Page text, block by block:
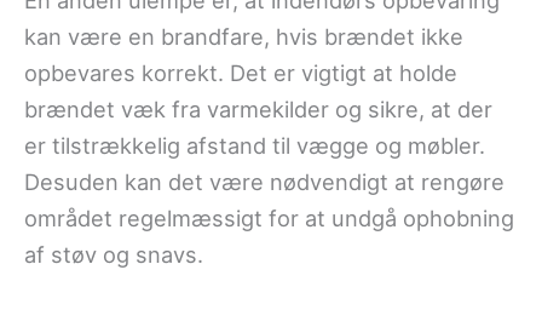
kan være en brandfare, hvis brændet ikke
opbevares korrekt. Det er vigtigt at holde
brændet væk fra varmekilder og sikre, at der
er tilstrækkelig afstand til vægge og møbler.
Desuden kan det være nødvendigt at rengøre
området regelmæssigt for at undgå ophobning
af støv og snavs.